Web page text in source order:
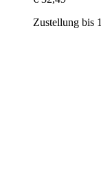
Zustellung bis